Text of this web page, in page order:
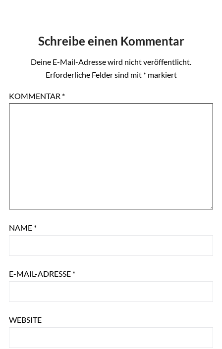
Schreibe einen Kommentar
Deine E-Mail-Adresse wird nicht veröffentlicht.
Erforderliche Felder sind mit *markiert
KOMMENTAR *
NAME *
E-MAIL-ADRESSE *
WEBSITE